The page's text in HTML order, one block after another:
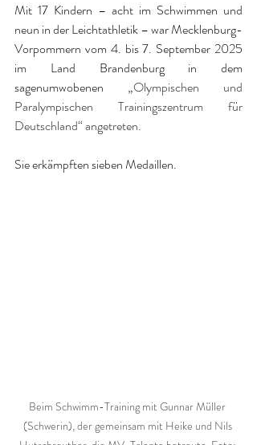
Mit 17 Kindern – acht im Schwimmen und
neun in der Leichtathletik – war Mecklenburg-
Vorpommern vom 4. bis 7. September 2025
im Land Brandenburg in dem
sagenumwobenen „Olympischen und
Paralympischen Trainingszentrum für
Deutschland“ angetreten.
Sie erkämpften sieben Medaillen.
Beim Schwimm-Training mit Gunnar Müller
(Schwerin), der gemeinsam mit Heike und Nils